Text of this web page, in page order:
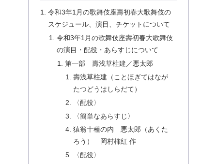
令和3年1月の歌舞伎座壽初春大歌舞伎の
スケジュール、演目、チケットについて
令和3年1月の歌舞伎座壽初春大歌舞伎
の演目・配役・あらすじについて
第一部 壽浅草柱建／悪太郎
壽浅草柱建（ことほぎてはなが
たつどうはしらだて）
〈配役〉
〈簡単なあらすじ〉
猿翁十種の内 悪太郎（あくた
ろう） 岡村柿紅 作
〈配役〉